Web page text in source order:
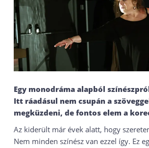
Egy monodráma alapból
Itt ráadásul nem csupán a
megküzdeni, de fontos elem a
Az kiderült már évek alatt, hogy
Nem minden színész van ezzel így. Ez